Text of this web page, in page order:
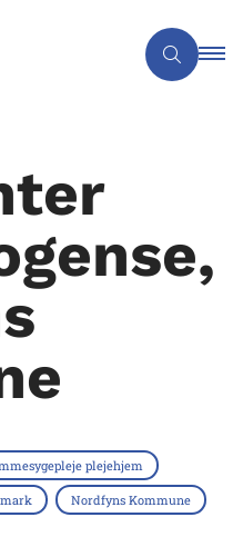
plejehjem
Nordfyns Kommune